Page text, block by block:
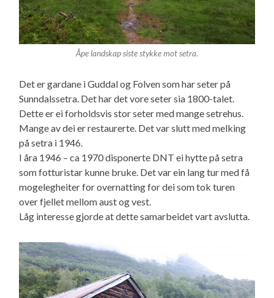
Åpe landskap siste stykke mot setra.
Det er gardane i Guddal og Folven som har seter på
Sunndalssetra. Det har det vore seter sia 1800-talet.
Dette er ei forholdsvis stor seter med mange setrehus.
Mange av dei er restaurerte. Det var slutt med melking
på setra i 1946.
I åra 1946 – ca 1970 disponerte DNT ei hytte på setra
som fotturistar kunne bruke. Det var ein lang tur med få
mogelegheiter for overnatting for dei som tok turen
over fjellet mellom aust og vest.
Låg interesse gjorde at dette samarbeidet vart avslutta.